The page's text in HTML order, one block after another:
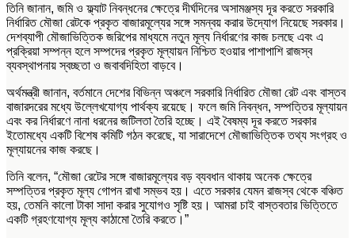
তিনি জানান, জমি ও ফ্ল্যাট নিবন্ধনের ক্ষেত্রে দীর্ঘদিনের অসামঞ্জস্য দূর করতে সরকারি
নির্ধারিত মৌজা রেটকে প্রকৃত বাজারমূল্যের সঙ্গে সমন্বয় করার উদ্যোগ নিয়েছে সরকার।
দেশব্যাপী মৌজাভিত্তিক জরিপের মাধ্যমে নতুন মূল্য নির্ধারণের কাজ চলছে এবং এ
প্রক্রিয়া সম্পন্ন হলে সম্পদের প্রকৃত মূল্যায়ন নিশ্চিত হওয়ার পাশাপাশি রাজস্ব
ব্যবস্থাপনায় স্বচ্ছতা ও জবাবদিহিতা বাড়বে।
অর্থমন্ত্রী জানান, বর্তমানে দেশের বিভিন্ন অঞ্চলে সরকারি নির্ধারিত মৌজা রেট এবং বাস্তব
বাজারদরের মধ্যে উল্লেখযোগ্য পার্থক্য রয়েছে। ফলে জমি নিবন্ধন, সম্পত্তির মূল্যায়ন
এবং কর নির্ধারণে নানা ধরনের জটিলতা তৈরি হচ্ছে। এই বৈষম্য দূর করতে সরকার
ইতোমধ্যে একটি বিশেষ কমিটি গঠন করেছে, যা সারাদেশে মৌজাভিত্তিক তথ্য সংগ্রহ ও
মূল্যায়নের কাজ করছে।
তিনি বলেন, “মৌজা রেটের সঙ্গে বাজারমূল্যের বড় ব্যবধান থাকায় অনেক ক্ষেত্রে
সম্পত্তির প্রকৃত মূল্য গোপন রাখা সম্ভব হয়। এতে সরকার যেমন রাজস্ব থেকে বঞ্চিত
হয়, তেমনি কালো টাকা সাদা করার সুযোগও সৃষ্টি হয়। আমরা চাই বাস্তবতার ভিত্তিতে
একটি গ্রহণযোগ্য মূল্য কাঠামো তৈরি করতে।”